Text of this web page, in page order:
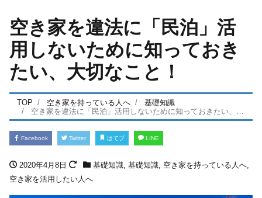
空き家を違法に「民泊」活
用しないために知っておき
たい、大切なこと！
TOP 空き家を持っている人へ
基礎知識
空き家を違法に「民泊」活用しないために知っておきたい、大切なこと！
Facebook Twitter はてブ LINE
2020年4月8日 基礎知識, 基礎知識, 空き家を持っている人へ,
空き家を活用したい人へ